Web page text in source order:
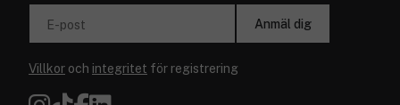
E-post Anmäl dig
Villkor och integritet för registrering